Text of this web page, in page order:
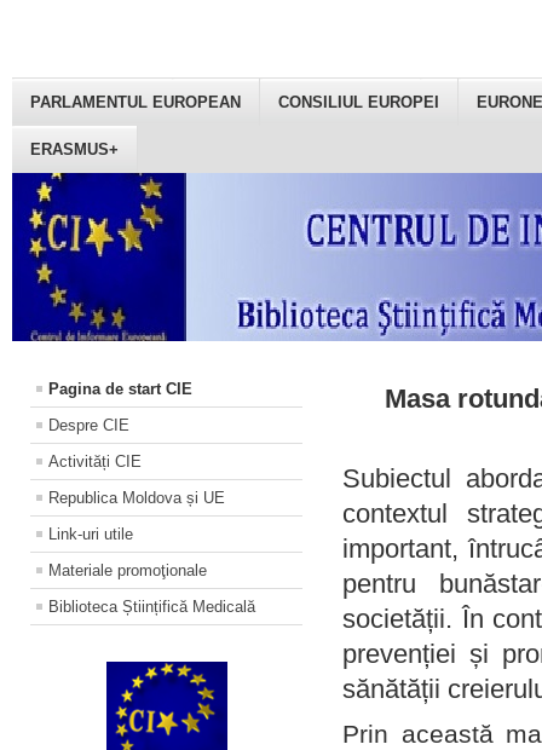
PARLAMENTUL EUROPEAN CONSILIUL EUROPEI
ERASMUS+
Pagina de start CIE
Despre CIE
Activități CIE
Republica Moldova și UE
Link-uri utile
Materiale promoţionale
Biblioteca Științifică Medicală
Masa
Subiectul
contextul
important,
pentru
societății. În
prevenției și
sănătății
Prin această